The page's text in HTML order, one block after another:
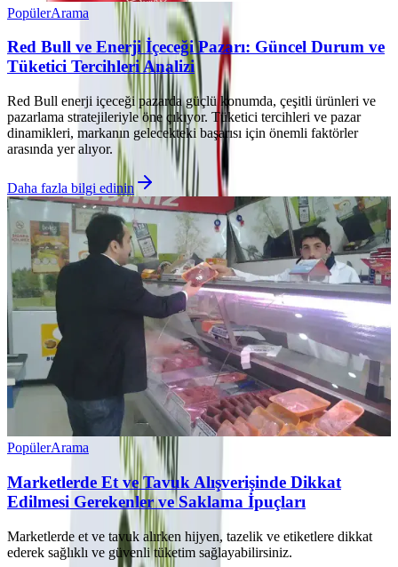
PopülerArama
Red Bull ve Enerji İçeceği Pazarı: Güncel Durum ve
Tüketici Tercihleri Analizi
Red Bull enerji içeceği pazarda güçlü konumda, çeşitli ürünleri ve
pazarlama stratejileriyle öne çıkıyor. Tüketici tercihleri ve pazar
dinamikleri, markanın gelecekteki başarısı için önemli faktörler
arasında yer alıyor.
Daha fazla bilgi edinin
PopülerArama
Marketlerde Et ve Tavuk Alışverişinde Dikkat
Edilmesi Gerekenler ve Saklama İpuçları
Marketlerde et ve tavuk alırken hijyen, tazelik ve etiketlere dikkat
ederek sağlıklı ve güvenli tüketim sağlayabilirsiniz.